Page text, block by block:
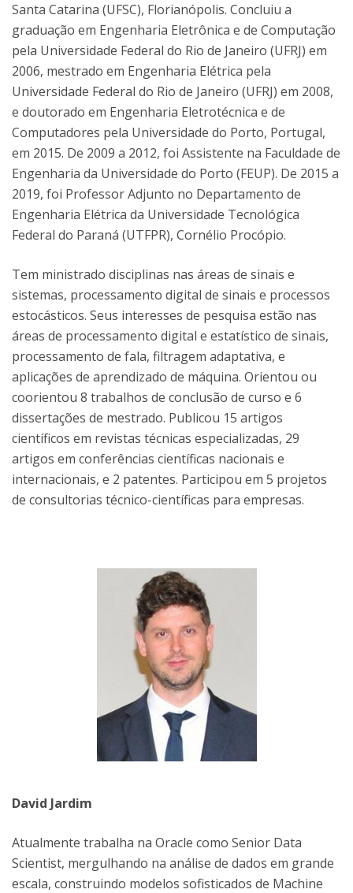
Santa Catarina (UFSC), Florianópolis. Concluiu a
graduação em Engenharia Eletrônica e de Computação
pela Universidade Federal do Rio de Janeiro (UFRJ) em
2006, mestrado em Engenharia Elétrica pela
Universidade Federal do Rio de Janeiro (UFRJ) em 2008,
e doutorado em Engenharia Eletrotécnica e de
Computadores pela Universidade do Porto, Portugal,
em 2015. De 2009 a 2012, foi Assistente na Faculdade de
Engenharia da Universidade do Porto (FEUP). De 2015 a
2019, foi Professor Adjunto no Departamento de
Engenharia Elétrica da Universidade Tecnológica
Federal do Paraná (UTFPR), Cornélio Procópio.
Tem ministrado disciplinas nas áreas de sinais e
sistemas, processamento digital de sinais e processos
estocásticos. Seus interesses de pesquisa estão nas
áreas de processamento digital e estatístico de sinais,
processamento de fala, filtragem adaptativa, e
aplicações de aprendizado de máquina. Orientou ou
coorientou 8 trabalhos de conclusão de curso e 6
dissertações de mestrado. Publicou 15 artigos
científicos em revistas técnicas especializadas, 29
artigos em conferências científicas nacionais e
internacionais, e 2 patentes. Participou em 5 projetos
de consultorias técnico-científicas para empresas.
David Jardim
Atualmente trabalha na Oracle como Senior Data
Scientist, mergulhando na análise de dados em grande
escala, construindo modelos sofisticados de Machine